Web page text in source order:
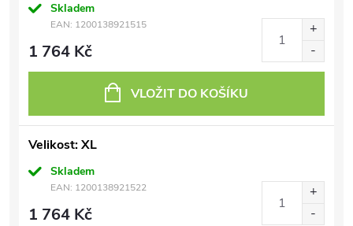
Skladem
EAN: 1200138921515
1 764 Kč
VLOŽIT DO KOŠÍKU
Velikost: XL
Skladem
EAN: 1200138921522
1 764 Kč